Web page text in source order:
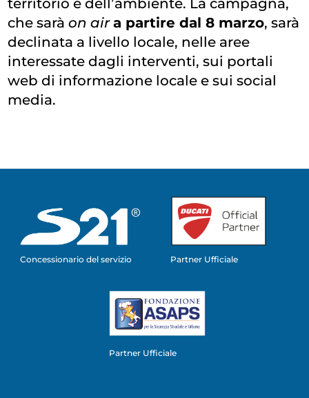
che saràon air a partire dal 8 marzo, sarà
declinata a livello locale, nelle aree
interessate dagli interventi, sui portali
web di informazione locale e sui social
media.
Concessionario del servizio Partner Ufficiale
Partner Ufficiale